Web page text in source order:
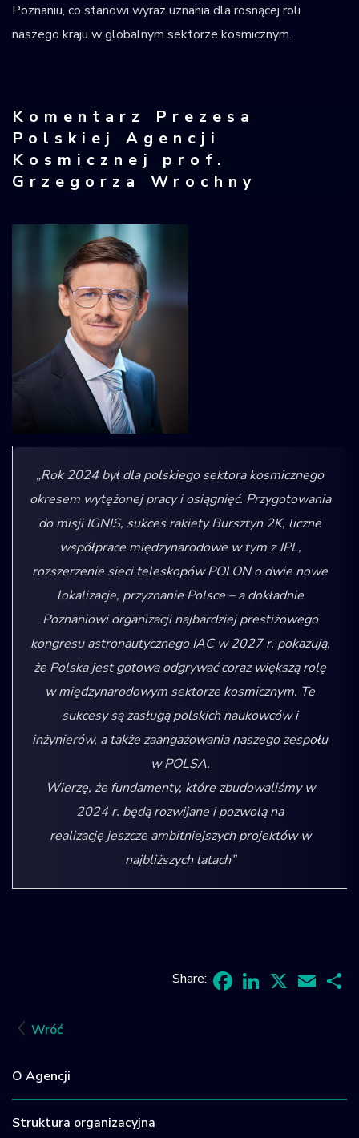
Wróć
O Agencji
Struktura organizacyjna
Poznaniu, co stanowi wyraz uznania dla rosnącej roli
naszego kraju w globalnym sektorze kosmicznym.
Komentarz Prezesa
Polskiej Agencji
Kosmicznej prof.
Grzegorza Wrochny
„Rok 2024 był dla polskiego sektora kosmicznego
okresem wytężonej pracy i osiągnięć. Przygotowania
do misji IGNIS, sukces rakiety Bursztyn 2K, liczne
współprace międzynarodowe w tym z JPL,
rozszerzenie sieci teleskopów POLON o dwie nowe
lokalizacje, przyznanie Polsce – a dokładnie
Poznaniowi organizacji najbardziej prestiżowego
kongresu astronautycznego IAC w 2027 r. pokazują,
że Polska jest gotowa odgrywać coraz większą rolę
w międzynarodowym sektorze kosmicznym. Te
sukcesy są zasługą polskich naukowców i
inżynierów, a także zaangażowania naszego zespołu
w POLSA.
Wierzę, że fundamenty, które zbudowaliśmy w
2024 r. będą rozwijane i pozwolą na
realizację jeszcze ambitniejszych projektów w
najbliższych latach”
Share: